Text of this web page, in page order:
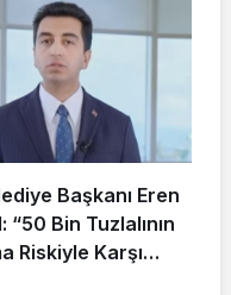
Başkanı Eren
“50 Bin Tuzlalının
Riskiyle Karşı